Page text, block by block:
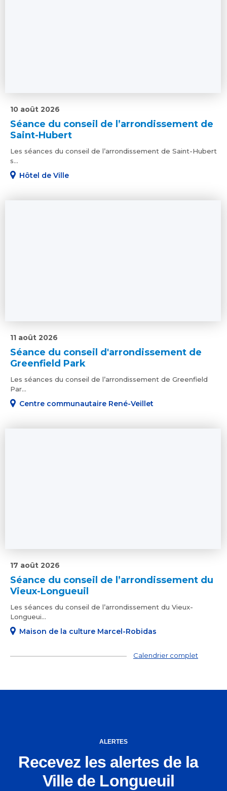
Séance du conseil de l’arrondissement de
Saint-Hubert
10 août 2026
Les séances du conseil de l’arrondissement de Saint-Hubert
s...
Hôtel de Ville
Séance du conseil d'arrondissement de
Greenfield Park
11 août 2026
Les séances du conseil de l’arrondissement de Greenfield
Par...
Centre communautaire René-Veillet
Séance du conseil de l’arrondissement du
Vieux-Longueuil
17 août 2026
Les séances du conseil de l’arrondissement du Vieux-
Longueui...
Maison de la culture Marcel-Robidas
Calendrier complet
ALERTES
Recevez les alertes de la
Ville de Longueuil